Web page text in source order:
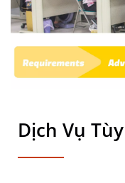
Dịch Vụ